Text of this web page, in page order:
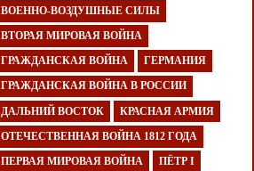
ВОЕННО-ВОЗДУШНЫЕ СИЛЫ
ВТОРАЯ МИРОВАЯ ВОЙНА
ГРАЖДАНСКАЯ ВОЙНА ГЕРМАНИЯ
ГРАЖДАНСКАЯ ВОЙНА В РОССИИ
ДАЛЬНИЙ ВОСТОК КРАСНАЯ АРМИЯ
ОТЕЧЕСТВЕННАЯ ВОЙНА 1812 ГОДА
ПЕРВАЯ МИРОВАЯ ВОЙНА ПЁТР I